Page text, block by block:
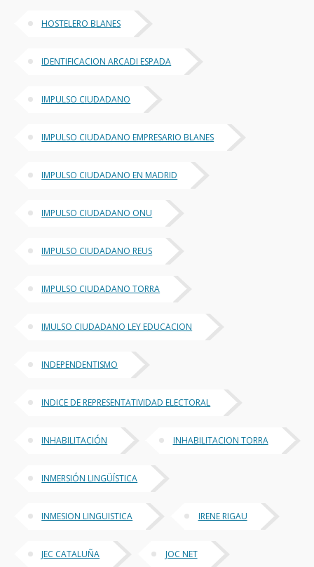
HOSTELERO BLANES
IDENTIFICACION ARCADI ESPADA
IMPULSO CIUDADANO
IMPULSO CIUDADANO EMPRESARIO BLANES
IMPULSO CIUDADANO EN MADRID
IMPULSO CIUDADANO ONU
IMPULSO CIUDADANO REUS
IMPULSO CIUDADANO TORRA
IMULSO CIUDADANO LEY EDUCACION
INDEPENDENTISMO
INDICE DE REPRESENTATIVIDAD ELECTORAL
INHABILITACIÓN INHABILITACION TORRA
INMERSIÓN LINGÜÍSTICA
INMESION LINGUISTICA IRENE RIGAU
JEC CATALUÑA JOC NET